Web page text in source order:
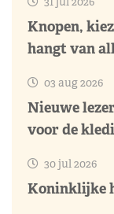
Knopen,
hangt van
03 aug 2026
Nieuwe
voor de
30 jul 2026
Koninklijke